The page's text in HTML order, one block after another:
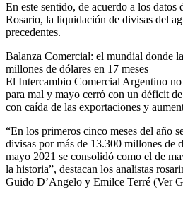
En este sentido, de acuerdo a los
Rosario, la liquidación de divisas del
precedentes.
Balanza Comercial: el mundial donde
millones de dólares en 17 meses
El Intercambio Comercial Argentino no
para mal y mayo cerró con un déficit
con caída de las exportaciones y
“En los primeros cinco meses del año
divisas por más de 13.300 millones de
mayo 2021 se consolidó como el de
la historia”, destacan los analistas
Guido D’Angelo y Emilce Terré (Ver